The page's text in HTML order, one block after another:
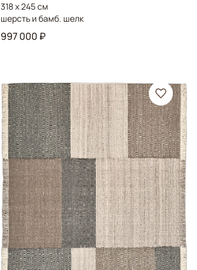
318 x 245 см
шерсть и бамб. шелк
997 000 ₽